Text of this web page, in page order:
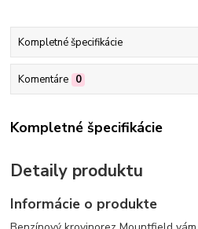
Kompletné špecifikácie
Komentáre 0
Kompletné špecifikácie
Detaily produktu
Informácie o produkte